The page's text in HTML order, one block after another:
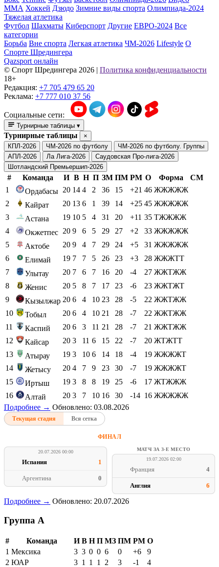
ММА Хоккей Дзюдо Зимние виды спорта Олимпиада-2024
Тяжелая атлетика
Футбол Шахматы Киберспорт Другие ЕВРО-2024 Все
категории
Борьба Вне спорта Легкая атлетика ЧМ-2026 Lifestyle О
Спорте Шредингера
Qazsport онлайн
© Cпорт Шредингера 2026 | Политика конфиденциальности
18+
Редакция: +7 705 479 65 20
Реклама: +7 777 010 37 56
Социальные сети:
Турнирные таблицы ▾
Турнирные таблицы
×
КПЛ-2026
ЧМ-2026 по футболу
ЧМ-2026 по футболу. Группы
АПЛ-2026
Ла Лига-2026
Саудовская Про-лига-2026
Шотландский Премьершип-2026
# Команда И В Н П ЗМ ПМ РМ О Форма
СМ
1
Ордабасы 20 14 4 2 36 15 +21 46 ЖЖЖЖЖ
2
Кайрат 20 13 6 1 39 14 +25 45 ЖЖЖЖЖ
3
Астана 19 10 5 4 31 20 +11 35 ТЖЖЖЖ
4
Окжетпес 20 9 6 5 29 27 +2 33 ЖЖЖЖЖ
5
Актобе 20 9 4 7 29 24 +5 31 ЖЖЖЖЖ
6
Елимай 19 7 7 5 26 23 +3 28 ЖЖЖТТ
7
Улытау 20 7 6 7 16 20 -4 27 ЖЖТЖЖ
8
Женис 20 5 8 7 17 23 -6 23 ЖЖТЖТ
9
Кызылжар 20 6 4 10 23 28 -5 22 ЖЖТЖЖ
10
Тобыл 20 6 4 10 21 28 -7 22 ЖЖТЖЖ
11
Каспий 20 6 3 11 21 28 -7 21 ЖЖТЖЖ
12
Кайсар 20 3 11 6 15 22 -7 20 ЖТЖТТ
13
Атырау 19 3 10 6 14 18 -4 19 ЖЖЖЖТ
14
Жетысу 20 4 7 9 23 30 -7 19 ЖЖЖЖТ
15
Иртыш 19 3 8 8 19 25 -6 17 ЖТЖЖЖ
16
Алтай 20 3 7 10 16 30 -14 16 ЖЖЖЖЖ
Подробнее → Обновлено: 03.08.2026
Текущая стадия Вся сетка
ФИНАЛ
20.07.2026 00:00
Испания 1
Аргентина 0
МАТЧ ЗА 3-Е МЕСТО
19.07.2026 02:00
Франция 4
Англия 6
Подробнее → Обновлено: 20.07.2026
Группа A
# Команда И В Н П МЗ ПМ РМ О
1 Мексика 3 3 0 0 6 0 +6
9
2 ЮАР 3 1 1 1 2 3 -1
4